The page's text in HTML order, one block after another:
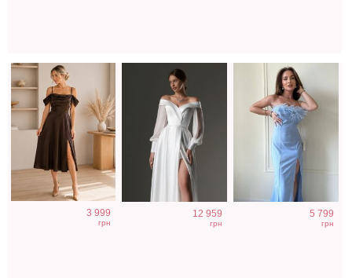
3 999
грн
12 959
грн
5 799
грн